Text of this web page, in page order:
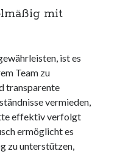
mit
ist es
Team zu
transparente
vermieden,
effektiv verfolgt
ermöglicht es
zu unterstützen,